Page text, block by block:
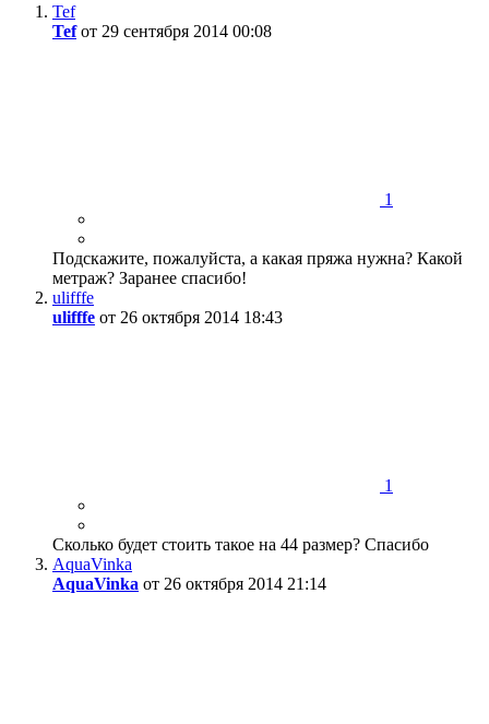
Tef
Tef от 29 сентября 2014 00:08
1
Подскажите, пожалуйста, а какая пряжа нужна? Какой
метраж? Заранее спасибо!
ulifffe
ulifffe от 26 октября 2014 18:43
1
Сколько будет стоить такое на 44 размер? Спасибо
AquaVinka
AquaVinka от 26 октября 2014 21:14